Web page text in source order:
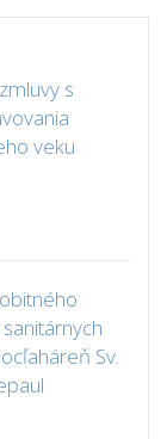
s
veku
Sv.